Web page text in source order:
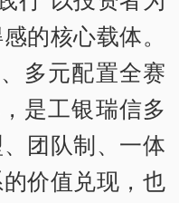
的核心载体。
多元配置全赛
是工银瑞信多
团队制、一体
价值兑现，也